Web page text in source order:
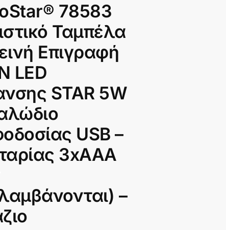
78583
Ταμπέλα
Επιγραφή
LED
STAR 5W
USB –
3xAAA
–